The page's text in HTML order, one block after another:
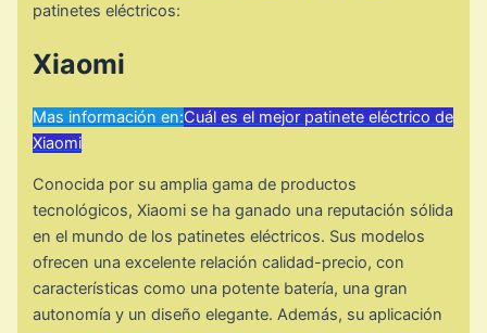
patinetes eléctricos:
Xiaomi
Mas información en:Cuál es el mejor patinete eléctrico de
Xiaomi
Conocida por su amplia gama de productos
tecnológicos, Xiaomi se ha ganado una reputación sólida
en el mundo de los patinetes eléctricos. Sus modelos
ofrecen una excelente relación calidad-precio, con
características como una potente batería, una gran
autonomía y un diseño elegante. Además, su aplicación